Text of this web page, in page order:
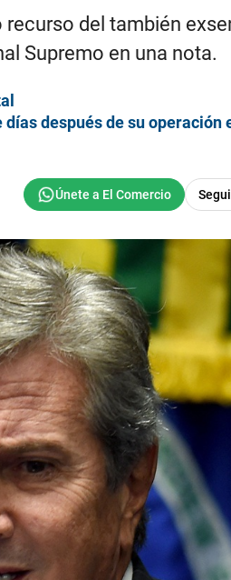
del también
Supremo en una nota.
después de su operación